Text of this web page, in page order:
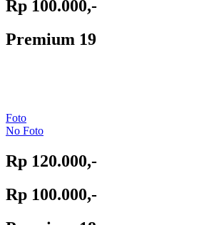
Rp 100.000,-
Premium 19
Foto
No Foto
Rp 120.000,-
Rp 100.000,-